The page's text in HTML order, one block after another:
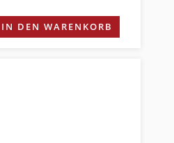
IN DEN WARENKORB